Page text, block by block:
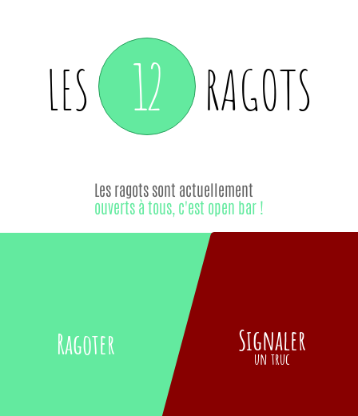
LES 12 RAGOTS
Ragoter
Les ragots sont actuellement
ouverts à tous, c'est open bar !
Signaler
un truc